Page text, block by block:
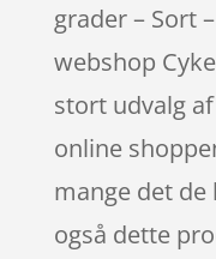
grader – Sort
webshop
stort udvalg
online
mange det
også dette